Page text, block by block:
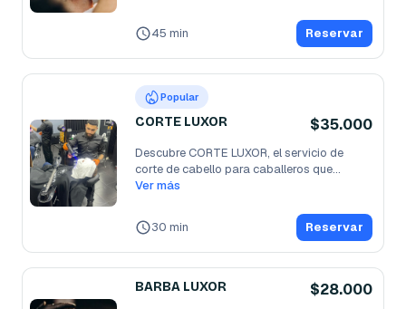
45 min Reservar
Popular
CORTE LUXOR $35.000
Descubre CORTE LUXOR, el servicio de
corte de cabello para caballeros que...
Ver más
30 min Reservar
BARBA LUXOR $28.000